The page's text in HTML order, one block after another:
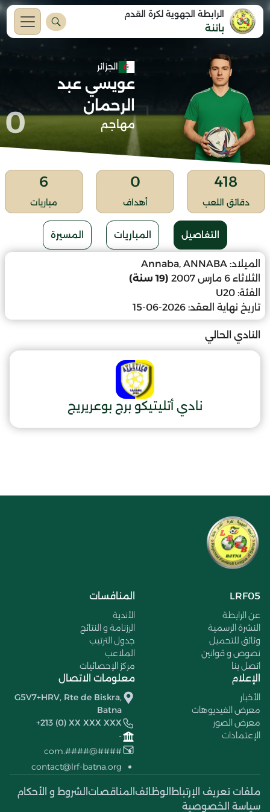
الرابطة الجهوية لكرة القدم
باتنة
الجزائر
عويسي عبد
الرحمان
مهاجم 0
418
دقائق اللعب
0
أهداف
6
مباريات
التفاصيل المباريات المسيرة
الميلاد: Annaba, ANNABA
الثلاثاء 6 مارس 2007
(19 سنة)
الفئة: U20
تاريخ نهاية العقد: 2026-06-15
النادي الحالي
نادي أتليتيكو برج بوعريريج
LRF05
عن الرابطة
النشرة الرسمية
وثائق للتحميل
نصوص و قوانين
اتصل بنا
المنافسات
الأندية
الرزنامة و النتائج
جدول الترتيب
الملاعب
مركز الإحصائيات
الإعلام
الأخبار
معرض الفيديوهات
معرض الصور
الإعتمادات
معلومات الاتصال
G5V7+HRV, Rte de Biskra,
Batna
+213 (0) XX XXX XXX
-
####@####.com
contact@lrf-batna.org
ملفات تعريف الإرتباط الوظائف المناقصات الشروط و الأحكام
سياسة الخصوصية